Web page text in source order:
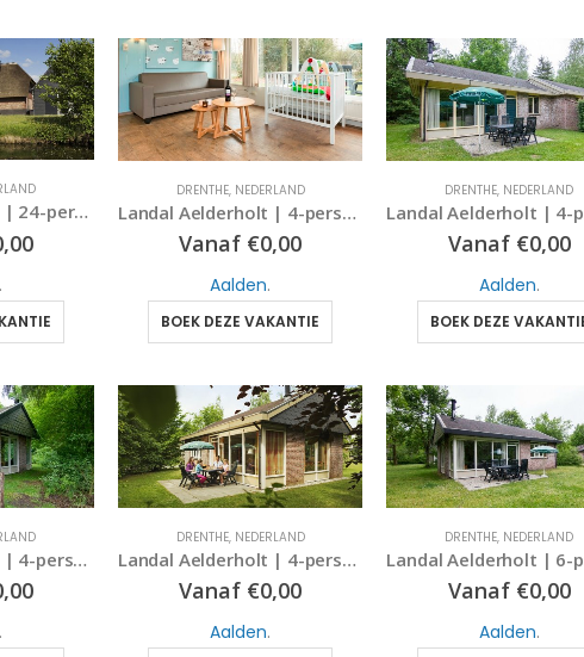
Landal Aelderholt | 24-persoonsbungalow – extra luxe | type 24EL | Aalden, Drenthe
.
DRENTHE, NEDERLAND
Landal Aelderholt | 4-persoonsbabybungalow – comfort | type 4CN | Aalden, Drenthe
Vanaf €0,00
Aalden.
BOEK DEZE VAKANTIE
DRENTHE, NEDERLAND
Vanaf €0,00
Aalden.
BOEK DEZE
Landal Aelderholt | 4-persoonsbungalow | type 4B | Aalden, Drenthe
.
DRENTHE, NEDERLAND
Landal Aelderholt | 4-persoonskinderbungalow | type 4CK | Aalden, Drenthe
Vanaf €0,00
Aalden.
DRENTHE, NEDERLAND
Vanaf €0,00
Aalden.